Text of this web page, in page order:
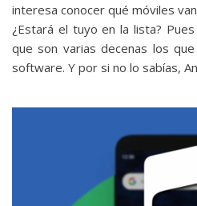
interesa conocer qué móviles
¿Estará el tuyo en la lista?
que son varias decenas los
software. Y por si no lo sabías,